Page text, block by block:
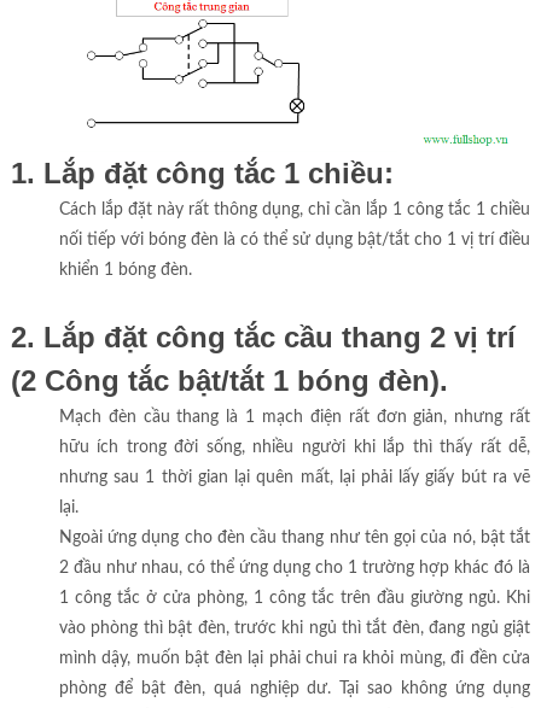
1. Lắp đặt công tắc 1 chiều:
Cách lắp đặt này rất thông dụng, chỉ cần lắp 1 công tắc 1 chiều
nối tiếp với bóng đèn là có thể sử dụng bật/tắt cho 1 vị trí điều
khiển 1 bóng đèn.
2. Lắp đặt công tắc cầu thang 2 vị trí
(2 Công tắc bật/tắt 1 bóng đèn).
Mạch đèn cầu thang là 1 mạch điện rất đơn giản, nhưng rất
hữu ích trong đời sống, nhiều người khi lắp thì thấy rất dễ,
nhưng sau 1 thời gian lại quên mất, lại phải lấy giấy bút ra vẽ
lại.
Ngoài ứng dụng cho đèn cầu thang như tên gọi của nó, bật tắt
2 đầu như nhau, có thể ứng dụng cho 1 trường hợp khác đó là
1 công tắc ở cửa phòng, 1 công tắc trên đầu giường ngủ. Khi
vào phòng thì bật đèn, trước khi ngủ thì tắt đèn, đang ngủ giật
mình dậy, muốn bật đèn lại phải chui ra khỏi mùng, đi đền cửa
phòng để bật đèn, quá nghiệp dư. Tại sao không ứng dụng